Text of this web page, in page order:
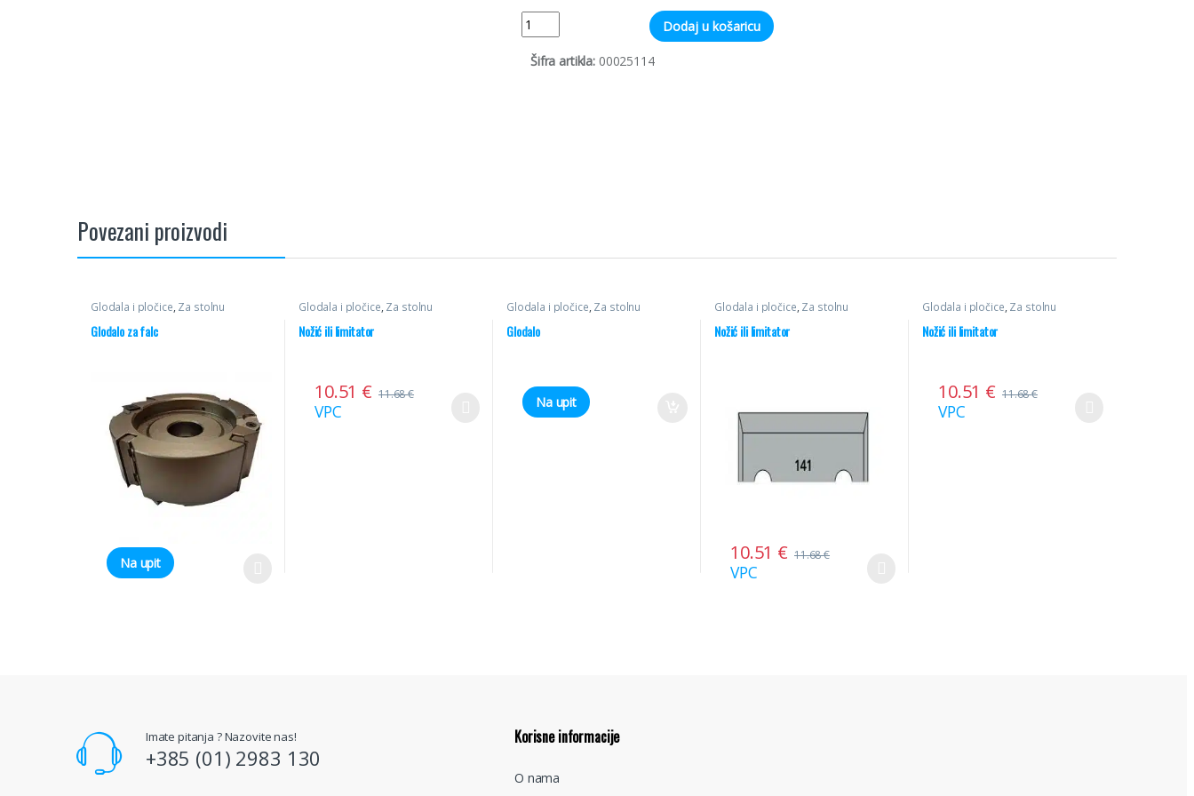
Quantity Dodaj u košaricu
Šifra artikla: 00025114
Povezani proizvodi
Glodala i pločice, Za stolnu
, Ravna HM
Glodalo za falc
Na upit
Glodala i pločice, Za stolnu
, Profilni noževi
Nožić ili limitator
10.51 € 11.68€
VPC
Glodala i pločice, Za stolnu
, Ravna HM
Glodalo
Na upit
Glodala i pločice, Za stolnu
, Profilni noževi
Nožić ili limitator
10.51 € 11.68€
VPC
Glodala i pločice, Za stolnu
, Profilni noževi
Nožić ili limitator
10.51 € 11.68€
VPC
Imate pitanja ? Nazovite nas!
+385 (01) 2983 130
Korisne informacije
O nama